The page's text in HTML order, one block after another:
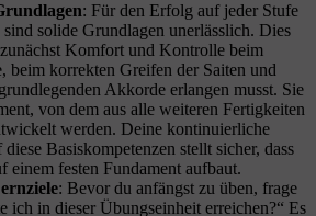
: Für den Erfolg auf jeder Stufe
sind solide Grundlagen unerlässlich. Dies
Komfort und Kontrolle beim
beim korrekten Greifen der Saiten und
Akkorde erlangen musst. Sie
von dem aus alle weiteren Fertigkeiten
werden. Deine kontinuierliche
Basiskompetenzen stellt sicher, dass
einem festen Fundament aufbaut.
: Bevor du anfängst zu üben, frage
ich in dieser Übungseinheit erreichen?“ Es